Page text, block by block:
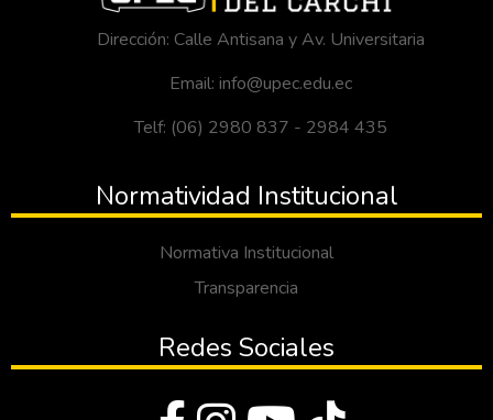
Dirección: Calle Antisana y Av. Universitaria
Email: info@upec.edu.ec
Telf: (06) 2980 837 - 2984 435
Normatividad Institucional
Normativa Institucional
Transparencia
Redes Sociales